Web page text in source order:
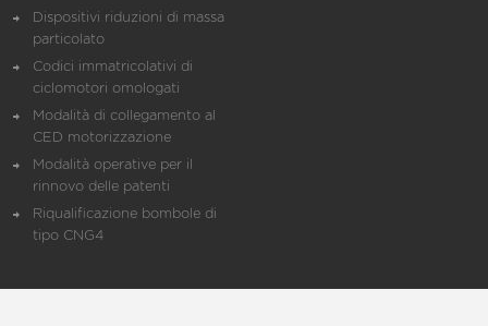
Dispositivi riduzioni di massa
particolato
Codici immatricolativi di
ciclomotori omologati
Modalità di collegamento al
CED motorizzazione
Modalità operative per il
rinnovo delle patenti
Riqualificazione bombole di
tipo CNG4